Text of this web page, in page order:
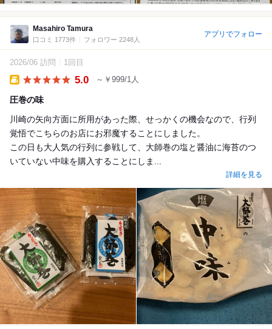
Masahiro Tamura
口コミ 1773件 フォロワー 2248人
アプリでフォロー
2026/06 訪問 1回目
5.0 ～￥999/1人
圧巻の味
川崎の矢向方面に所用があった際、せっかくの機会なので、行列
覚悟でこちらのお店にお邪魔することにしました。
この日も大人気の行列に参戦して、大師巻の塩と醤油に海苔のつ
いていない中味を購入することにしま...
詳細を見る